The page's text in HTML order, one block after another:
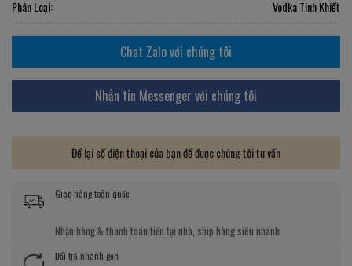
Phân Loại: Vodka Tinh Khiết
Chat Zalo với chúng tôi
Nhắn tin Messenger với chúng tôi
Để lại số điện thoại của bạn để được chúng tôi tư vấn
Giao hàng toàn quốc
Nhận hàng & thanh toán tiền tại nhà, ship hàng siêu nhanh
Đổi trả nhanh gọn